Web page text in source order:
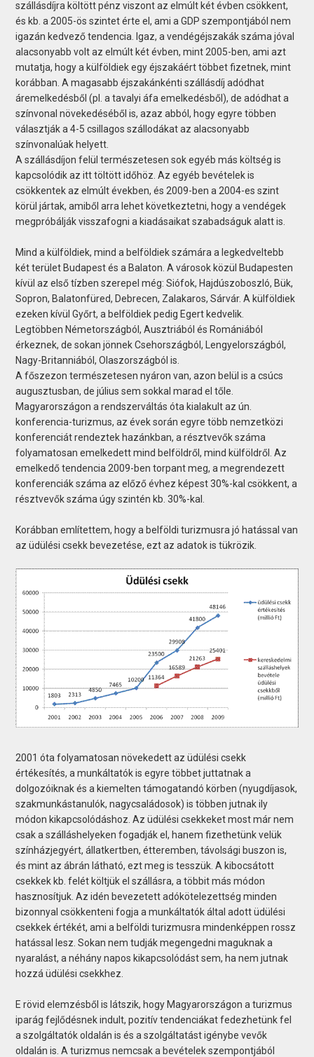
szállásdíjra költött pénz viszont az elmúlt két évben csökkent,
és kb. a 2005-ös szintet érte el, ami a GDP szempontjából nem
igazán kedvező tendencia. Igaz, a vendégéjszakák száma jóval
alacsonyabb volt az elmúlt két évben, mint 2005-ben, ami azt
mutatja, hogy a külföldiek egy éjszakáért többet fizetnek, mint
korábban. A magasabb éjszakánkénti szállásdíj adódhat
áremelkedésből (pl. a tavalyi áfa emelkedésből), de adódhat a
színvonal növekedéséből is, azaz abból, hogy egyre többen
választják a 4-5 csillagos szállodákat az alacsonyabb
színvonalúak helyett.
A szállásdíjon felül természetesen sok egyéb más költség is
kapcsolódik az itt töltött időhöz. Az egyéb bevételek is
csökkentek az elmúlt években, és 2009-ben a 2004-es szint
körül jártak, amiből arra lehet következtetni, hogy a vendégek
megpróbálják visszafogni a kiadásaikat szabadságuk alatt is.
Mind a külföldiek, mind a belföldiek számára a legkedveltebb
két terület Budapest és a Balaton. A városok közül Budapesten
kívül az első tízben szerepel még: Siófok, Hajdúszoboszló, Bük,
Sopron, Balatonfüred, Debrecen, Zalakaros, Sárvár. A külföldiek
ezeken kívül Győrt, a belföldiek pedig Egert kedvelik.
Legtöbben Németországból, Ausztriából és Romániából
érkeznek, de sokan jönnek Csehországból, Lengyelországból,
Nagy-Britanniából, Olaszországból is.
A főszezon természetesen nyáron van, azon belül is a csúcs
augusztusban, de július sem sokkal marad el tőle.
Magyarországon a rendszerváltás óta kialakult az ún.
konferencia-turizmus, az évek során egyre több nemzetközi
konferenciát rendeztek hazánkban, a résztvevők száma
folyamatosan emelkedett mind belföldről, mind külföldről. Az
emelkedő tendencia 2009-ben torpant meg, a megrendezett
konferenciák száma az előző évhez képest 30%-kal csökkent, a
résztvevők száma úgy szintén kb. 30%-kal.
Korábban említettem, hogy a belföldi turizmusra jó hatással van
az üdülési csekk bevezetése, ezt az adatok is tükrözik.
2001 óta folyamatosan növekedett az üdülési csekk
értékesítés, a munkáltatók is egyre többet juttatnak a
dolgozóiknak és a kiemelten támogatandó körben (nyugdíjasok,
szakmunkástanulók, nagycsaládosok) is többen jutnak ily
módon kikapcsolódáshoz. Az üdülési csekkeket most már nem
csak a szálláshelyeken fogadják el, hanem fizethetünk velük
színházjegyért, állatkertben, étteremben, távolsági buszon is,
és mint az ábrán látható, ezt meg is tesszük. A kibocsátott
csekkek kb. felét költjük el szállásra, a többit más módon
hasznosítjuk. Az idén bevezetett adókötelezettség minden
bizonnyal csökkenteni fogja a munkáltatók által adott üdülési
csekkek értékét, ami a belföldi turizmusra mindenképpen rossz
hatással lesz. Sokan nem tudják megengedni maguknak a
nyaralást, a néhány napos kikapcsolódást sem, ha nem jutnak
hozzá üdülési csekkhez.
E rövid elemzésből is látszik, hogy Magyarországon a turizmus
iparág fejlődésnek indult, pozitív tendenciákat fedezhetünk fel
a szolgáltatók oldalán is és a szolgáltatást igénybe vevők
oldalán is. A turizmus nemcsak a bevételek szempontjából